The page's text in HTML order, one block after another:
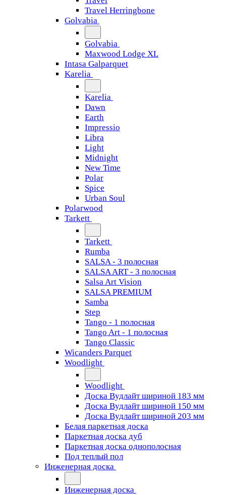
Travel Herringbone
Golvabia
Golvabia
Maxwood Lodge XL
Intasa Galparquet
Karelia
Karelia
Dawn
Earth
Impressio
Libra
Light
Midnight
New Time
Polar
Spice
Urban Soul
Polarwood
Tarkett
Tarkett
Rumba
SALSA - 3 полосная
SALSA ART - 3 полосная
Salsa Art Vision
SALSA PREMIUM
Samba
Step
Tango - 1 полосная
Tango Art - 1 полосная
Tango Classiс
Wicanders Parquet
Woodlight
Woodlight
Доска Вудлайт шириной 183 мм
Доска Вудлайт шириной 150 мм
Доска Вудлайт шириной 203 мм
Белая паркетная доска
Паркетная доска дуб
Паркетная доска однополосная
Под теплый пол
Инженерная доска
Инженерная доска